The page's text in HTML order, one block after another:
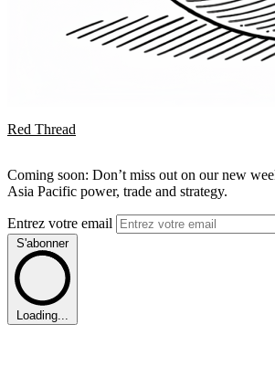
Red Thread
Coming soon: Don’t miss out on our new
Asia Pacific power, trade and strategy.
Entrez votre email
S'abonner
Loading...